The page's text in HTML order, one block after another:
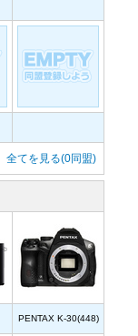
全てを見る(0同盟)
PENTAX K-30(448)